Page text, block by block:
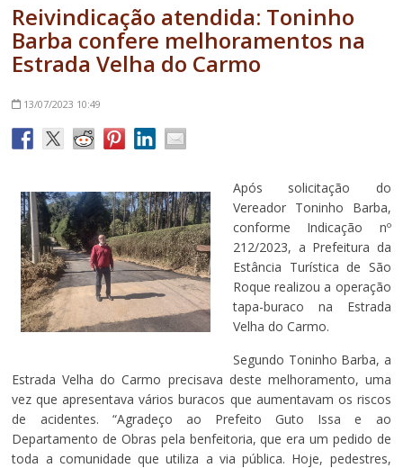
Reivindicação atendida: Toninho
Barba confere melhoramentos na
Estrada Velha do Carmo
13/07/2023 10:49
Após solicitação do
Vereador Toninho Barba,
conforme Indicação nº
212/2023, a Prefeitura da
Estância Turística de São
Roque realizou a operação
tapa-buraco na Estrada
Velha do Carmo.
Segundo Toninho Barba, a
Estrada Velha do Carmo precisava deste melhoramento, uma
vez que apresentava vários buracos que aumentavam os riscos
de acidentes. “Agradeço ao Prefeito Guto Issa e ao
Departamento de Obras pela benfeitoria, que era um pedido de
toda a comunidade que utiliza a via pública. Hoje, pedestres,